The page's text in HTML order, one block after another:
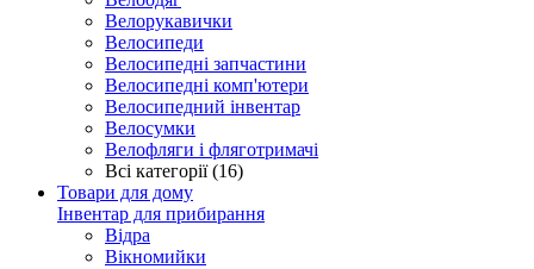
Велорукавички
Велосипеди
Велосипедні запчастини
Велосипедні комп'ютери
Велосипедний інвентар
Велосумки
Велофляги і фляготримачі
Всі категорії (16)
Товари для дому
Інвентар для прибирання
Відра
Вікномийки